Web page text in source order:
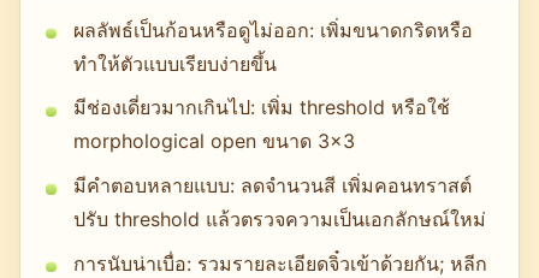
ผลลัพธ์เป็นก้อนหรือดูไม่ออก: เพิ่มขนาดกริดหรือ
ทำให้ตัวแบบเรียบง่ายขึ้น
มีช่องเดี่ยวมากเกินไป: เพิ่ม threshold หรือใช้
morphological open ขนาด 3×3
มีคำตอบหลายแบบ: ลดจำนวนสี เพิ่มคอนทราสต์
ปรับ threshold แล้วตรวจความเป็นเอกลักษณ์ใหม่
การนับน่าเบื่อ: รวมรายละเอียดจิ๋วเข้าด้วยกัน; หลีก